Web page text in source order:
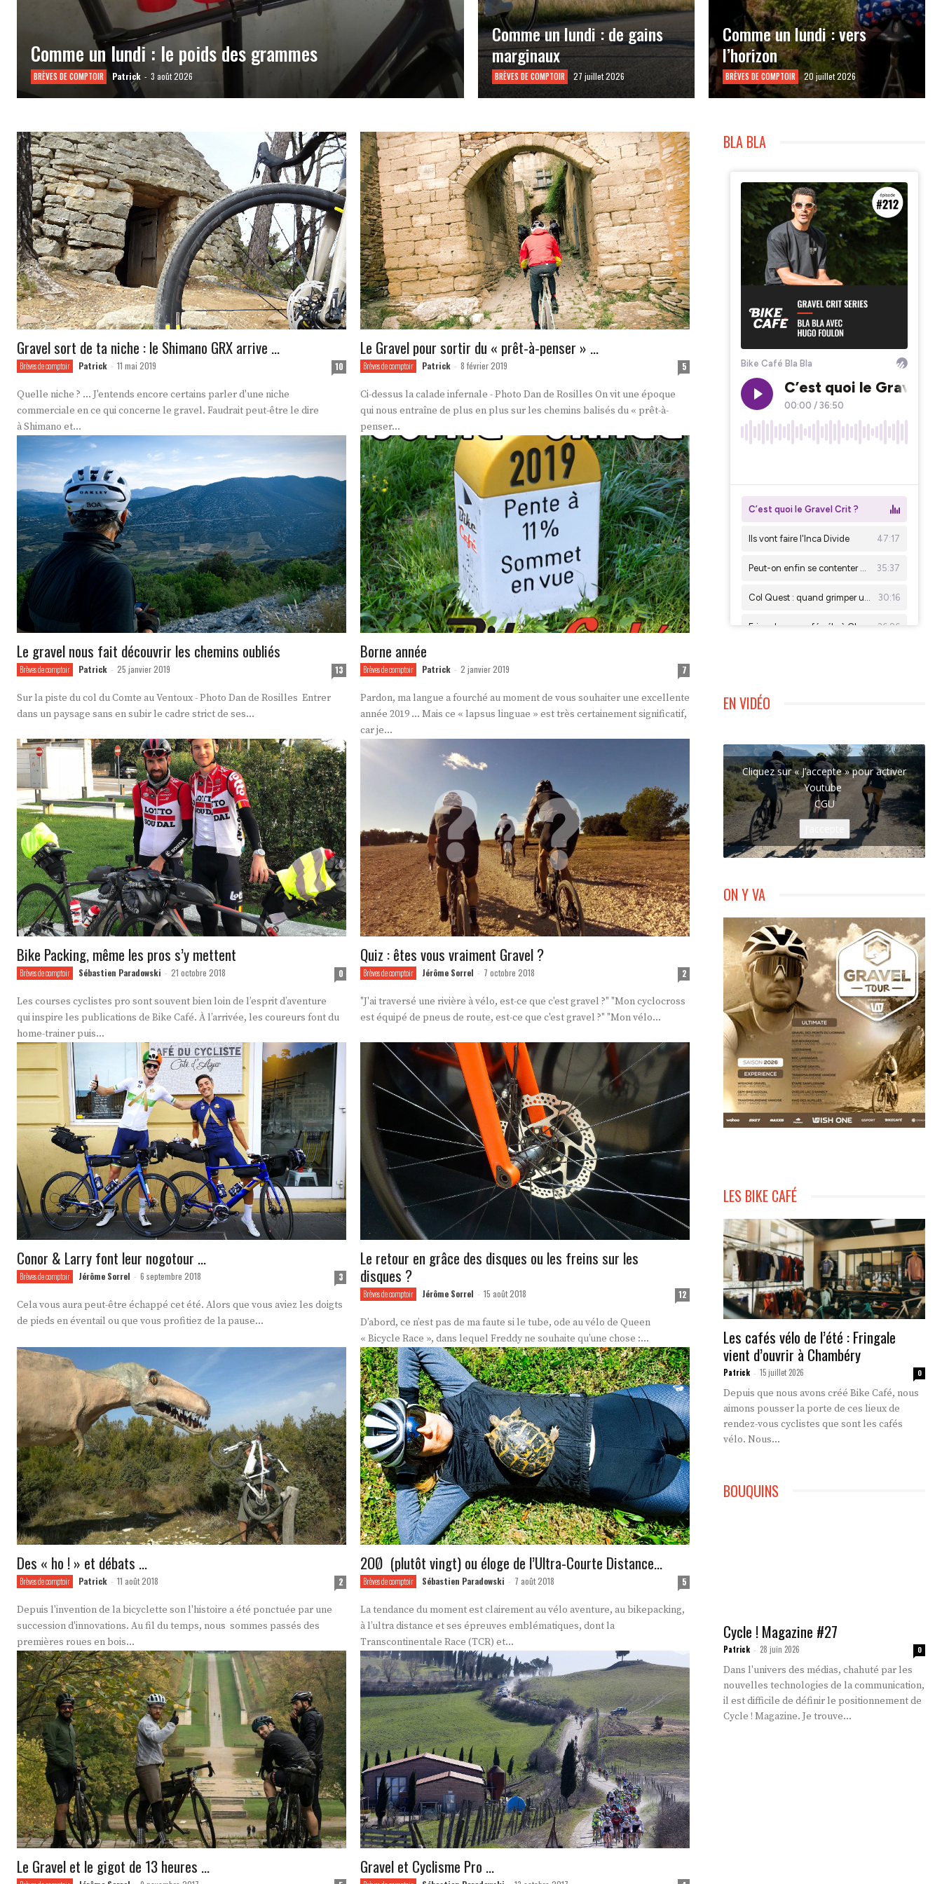
Comme un lundi : le poids des grammes
BRÈVES DE COMPTOIR Patrick - 3 août 2026
Comme un lundi : de gains
marginaux
BRÈVES DE COMPTOIR 27 juillet 2026
Comme un lundi : vers
l’horizon
BRÈVES DE COMPTOIR 20 juillet 2026
Gravel sort de ta niche : le Shimano GRX arrive …
Brèves de comptoir Patrick - 11 mai 2019 10
Quelle niche ? ... J'entends encore certains parler d'une niche
commerciale en ce qui concerne le gravel. Faudrait peut-être le dire
à Shimano et...
Le Gravel pour sortir du « prêt-à-penser » …
Brèves de comptoir Patrick - 8 février 2019 5
Ci-dessus la calade infernale - Photo Dan de Rosilles On vit une époque
qui nous entraîne de plus en plus sur les chemins balisés du « prêt-à-
penser...
Le gravel nous fait découvrir les chemins oubliés
Brèves de comptoir Patrick - 25 janvier 2019 13
Sur la piste du col du Comte au Ventoux - Photo Dan de Rosilles Entrer
dans un paysage sans en subir le cadre strict de ses...
Borne année
Brèves de comptoir Patrick - 2 janvier 2019 7
Pardon, ma langue a fourché au moment de vous souhaiter une excellente
année 2019 ... Mais ce « lapsus linguae » est très certainement significatif,
car je...
Bike Packing, même les pros s’y mettent
Brèves de comptoir Sébastien Paradowski - 21 octobre 2018 0
Les courses cyclistes pro sont souvent bien loin de l’esprit d’aventure
qui inspire les publications de Bike Café. À l’arrivée, les coureurs font du
home-trainer puis...
Quiz : êtes vous vraiment Gravel ?
Brèves de comptoir Jérôme Sorrel - 7 octobre 2018 2
"J'ai traversé une rivière à vélo, est-ce que c'est gravel ?" "Mon cyclocross
est équipé de pneus de route, est-ce que c'est gravel ?" "Mon vélo...
Conor & Larry font leur nogotour …
Brèves de comptoir Jérôme Sorrel - 6 septembre 2018 3
Cela vous aura peut-être échappé cet été. Alors que vous aviez les doigts
de pieds en éventail ou que vous profitiez de la pause...
Le retour en grâce des disques ou les freins sur les
disques ?
Brèves de comptoir Jérôme Sorrel - 15 août 2018 12
D’abord, ce n’est pas de ma faute si le tube, ode au vélo de Queen
« Bicycle Race », dans lequel Freddy ne souhaite qu’une chose :...
Des « ho ! » et débats …
Brèves de comptoir Patrick - 11 août 2018 2
Depuis l'invention de la bicyclette son l'histoire a été ponctuée par une
succession d'innovations. Au fil du temps, nous sommes passés des
premières roues en bois...
2OØ (plutôt vingt) ou éloge de l’Ultra-Courte Distance…
Brèves de comptoir Sébastien Paradowski - 7 août 2018 5
La tendance du moment est clairement au vélo aventure, au bikepacking,
à l’ultra distance et ses épreuves emblématiques, dont la
Transcontinentale Race (TCR) et...
Le Gravel et le gigot de 13 heures … Gravel et Cyclisme Pro …
BLA BLA
EN VIDÉO
Cliquez sur « J’accepte » pour activer
Youtube
CGU
ON Y VA
LES BIKE CAFÉ
Les cafés vélo de l’été : Fringale
vient d’ouvrir à Chambéry
Patrick - 15 juillet 2026 0
Depuis que nous avons créé Bike Café, nous
aimons pousser la porte de ces lieux de
rendez-vous cyclistes que sont les cafés
vélo. Nous...
BOUQUINS
Cycle ! Magazine #27
Patrick - 28 juin 2026 0
Dans l'univers des médias, chahuté par les
nouvelles technologies de la communication,
il est difficile de définir le positionnement de
Cycle ! Magazine. Je trouve...